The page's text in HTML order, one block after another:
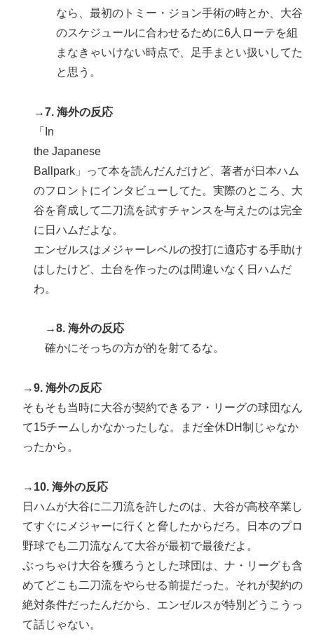
なら、最初のトミー・ジョン手術の時とか、大谷
のスケジュールに合わせるために6人ローテを組
まなきゃいけない時点で、足手まとい扱いしてた
と思う。
→7. 海外の反応
「In
the Japanese
Ballpark」って本を読んだんだけど、著者が日本ハム
のフロントにインタビューしてた。実際のところ、大
谷を育成して二刀流を試すチャンスを与えたのは完全
に日ハムだよな。
エンゼルスはメジャーレベルの投打に適応する手助け
はしたけど、土台を作ったのは間違いなく日ハムだ
わ。
→8. 海外の反応
確かにそっちの方が的を射てるな。
→9. 海外の反応
そもそも当時に大谷が契約できるア・リーグの球団なん
て15チームしかなかったしな。まだ全休DH制じゃなか
ったから。
→10. 海外の反応
日ハムが大谷に二刀流を許したのは、大谷が高校卒業し
てすぐにメジャーに行くと脅したからだろ。日本のプロ
野球でも二刀流なんて大谷が最初で最後だよ。
ぶっちゃけ大谷を獲ろうとした球団は、ナ・リーグも含
めてどこも二刀流をやらせる前提だった。それが契約の
絶対条件だったんだから、エンゼルスが特別どうこうっ
て話じゃない。